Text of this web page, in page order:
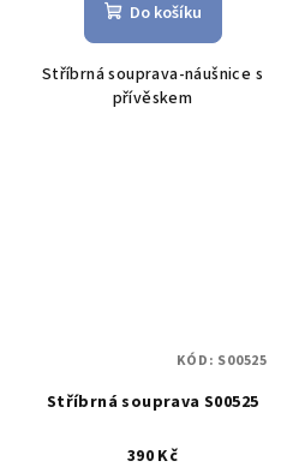
Do košíku
Stříbrná souprava-náušnice s
přívěskem
Stříbrná souprava S00525
390 Kč
KÓD: S00525